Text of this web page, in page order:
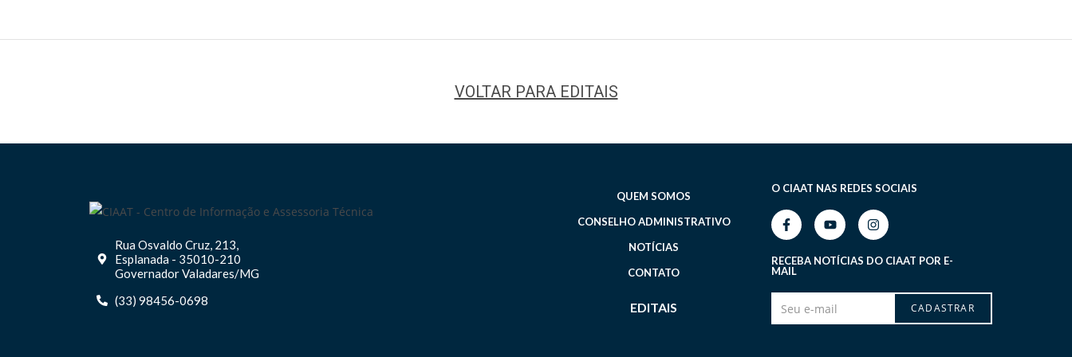
VOLTAR PARA EDITAIS
Rua Osvaldo Cruz, 213,
Esplanada - 35010-210
Governador Valadares/MG
(33) 98456-0698
QUEM SOMOS
CONSELHO ADMINISTRATIVO
NOTÍCIAS
CONTATO
EDITAIS
O CIAAT NAS REDES SOCIAIS
RECEBA NOTÍCIAS DO CIAAT POR E-
MAIL
CADASTRAR